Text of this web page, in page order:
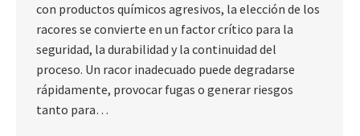
con productos químicos agresivos, la elección de los
racores se convierte en un factor crítico para la
seguridad, la durabilidad y la continuidad del
proceso. Un racor inadecuado puede degradarse
rápidamente, provocar fugas o generar riesgos
tanto para…